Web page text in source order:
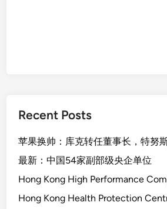
Recent Posts
苹果换帅：库克转任董事长，特努
最新：中国54家副部级央企单位
Hong Kong High Performance
Hong Kong Health Protection